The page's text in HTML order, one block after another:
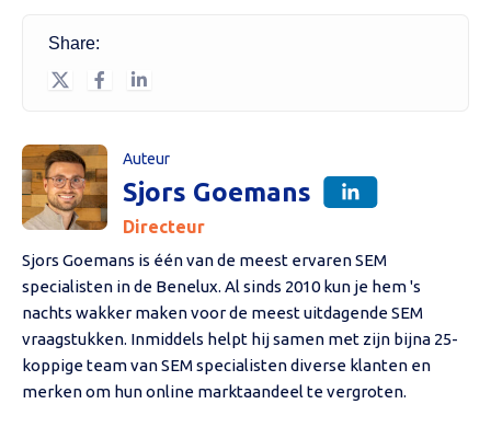
Share:
Auteur
Sjors Goemans
Directeur
Sjors Goemans is één van de meest ervaren SEM
specialisten in de Benelux. Al sinds 2010 kun je hem 's
nachts wakker maken voor de meest uitdagende SEM
vraagstukken. Inmiddels helpt hij samen met zijn bijna 25-
koppige team van SEM specialisten diverse klanten en
merken om hun online marktaandeel te vergroten.